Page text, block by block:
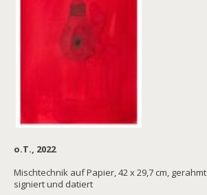
o.T., 2022
Mischtechnik auf Papier, 42 x 29,7 cm, gerahmt
signiert und datiert